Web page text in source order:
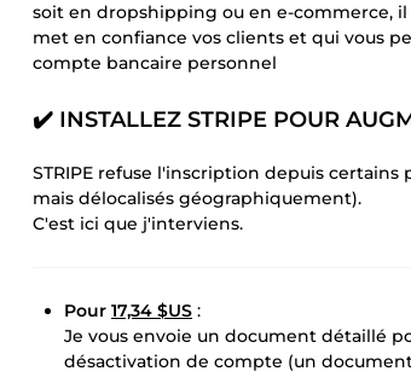
soit en dropshipping ou en e-commerce,
met en confiance vos clients et qui vous
compte bancaire personnel
✔️ INSTALLEZ STRIPE POUR
STRIPE refuse l'inscription depuis
mais délocalisés géographiquement).
C'est ici que j'interviens.
Pour 17,34 $US :
Je vous envoie un document détaillé
désactivation de compte (un